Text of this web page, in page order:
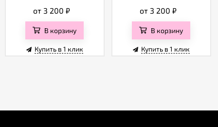
от 3 200₽
В корзину
Купить в 1 клик
от 3 200₽
В корзину
Купить в 1 клик